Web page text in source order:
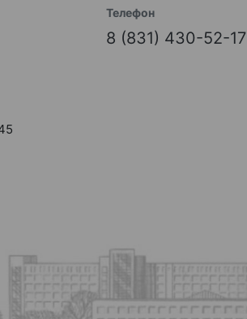
Телефон
8 (831) 430-52-17